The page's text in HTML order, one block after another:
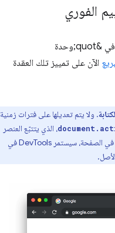
اكتب تعبيرًا يتم تقييمه إلى عقدة DOM في &quot;وحدة
الآن على تمييز تلك العقدة
. ولا يتم تعديلها على فترات زمنية
، الذي يتتبّع العنصر
الذي يتم التركيز عليه، ثم انتقلت إلى علامة التبويب في الصفحة، سيستمر DevTools في